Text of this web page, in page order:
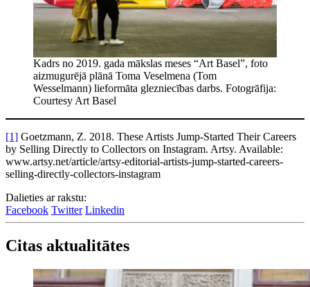
Kadrs no 2019. gada mākslas meses “Art Basel”, foto
aizmugurējā plānā Toma Veselmena (Tom
Wesselmann) lieformāta glezniecības darbs. Fotogrāfija:
Courtesy Art Basel
[1] Goetzmann, Z. 2018. These Artists Jump-Started Their Careers
by Selling Directly to Collectors on Instagram. Artsy. Available:
www.artsy.net/article/artsy-editorial-artists-jump-started-careers-
selling-directly-collectors-instagram
Dalieties ar rakstu:
Facebook Twitter Linkedin
Citas aktualitātes